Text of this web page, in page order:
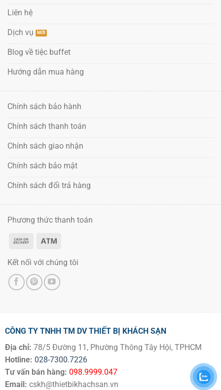
Liên hệ
Dịch vụ
Blog về tiệc buffet
Hướng dẫn mua hàng
Chính sách bảo hành
Chính sách thanh toán
Chính sách giao nhận
Chính sách bảo mật
Chính sách đổi trả hàng
Phương thức thanh toán
Kết nối với chúng tôi
CÔNG TY TNHH TM DV THIẾT BỊ KHÁCH SẠN
Địa chỉ: 78/5 Đường 11, Phường Thông Tây Hội, TPHCM
Hotline: 028-7300.7226
Tư vấn bán hàng: 098.9999.047
Email: cskh@thietbikhachsan.vn